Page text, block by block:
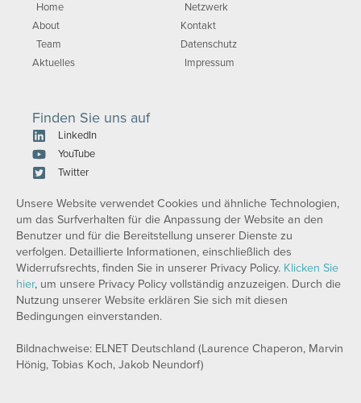
Home
About
Team
Aktuelles
Netzwerk
Kontakt
Datenschutz
Impressum
Finden Sie uns auf
LinkedIn
YouTube
Twitter
Unsere Website verwendet Cookies und ähnliche Technologien,
um das Surfverhalten für die Anpassung der Website an den
Benutzer und für die Bereitstellung unserer Dienste zu
verfolgen. Detaillierte Informationen, einschließlich des
Widerrufsrechts, finden Sie in unserer Privacy Policy. Klicken Sie
hier, um unsere Privacy Policy vollständig anzuzeigen. Durch die
Nutzung unserer Website erklären Sie sich mit diesen
Bedingungen einverstanden.
Bildnachweise: ELNET Deutschland (Laurence Chaperon, Marvin
Hönig, Tobias Koch, Jakob Neundorf)